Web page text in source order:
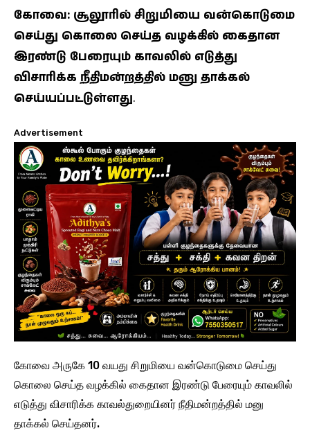
கோவை: சூலூரில் சிறுமியை வன்கொடுமை
செய்து கொலை செய்த வழக்கில் கைதான
இரண்டு பேரையும் காவலில் எடுத்து
விசாரிக்க நீதிமன்றத்தில் மனு தாக்கல்
செய்யப்பட்டுள்ளது.
Advertisement
கோவை அருகே 10 வயது சிறுமியை வன்கொடுமை செய்து
கொலை செய்த வழக்கில் கைதான இரண்டு பேரையும் காவலில்
எடுத்து விசாரிக்க காவல்துறையினர் நீதிமன்றத்தில் மனு
தாக்கல் செய்தனர்.